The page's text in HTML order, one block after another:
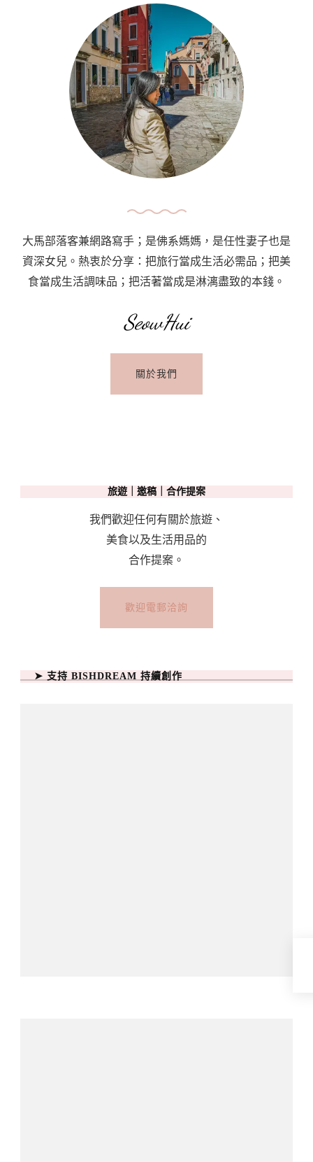
狂
想
曲
大馬部落客兼網路寫手；是佛系媽媽，是任性妻子也是
資深女兒。熱衷於分享：把旅行當成生活必需品；把美
食當成生活調味品；把活著當成是淋漓盡致的本錢。
SeowHui
關於我們
旅遊｜邀稿｜合作提案
我們歡迎任何有關於旅遊、
美食以及生活用品的
合作提案。
歡迎電郵洽詢
➤ 支持 BISHDREAM 持續創作